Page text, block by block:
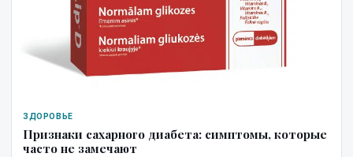
ЗДОРОВЬЕ
Признаки сахарного диабета: симптомы, которые
часто не замечают